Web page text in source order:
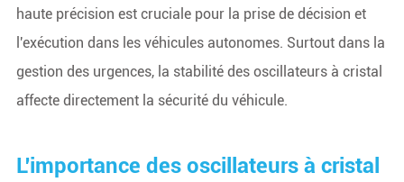
haute précision est cruciale pour la prise de décision et
l'exécution dans les véhicules autonomes. Surtout dans la
gestion des urgences, la stabilité des oscillateurs à cristal
affecte directement la sécurité du véhicule.
L'importance des oscillateurs à cristal